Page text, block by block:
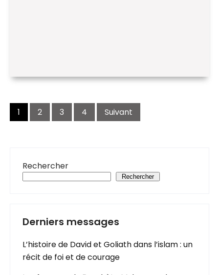
Navigation
des
articles
1 2 3 4 Suivant
Rechercher
Rechercher
Derniers messages
L’histoire de David et Goliath dans l’islam : un
récit de foi et de courage